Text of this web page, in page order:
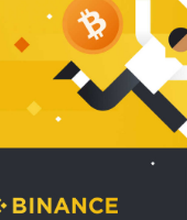
người tại Sleep
Link) để có cái nhìn toàn
2. Các tiêu chí vàng khi
chăn ga gối đệm cao cấp
ngủ
Để sở hữu một bộ chăn
cao cấp hoàn hảo cả về
công năng, người tiêu
nhắc kỹ lưỡng các tiêu